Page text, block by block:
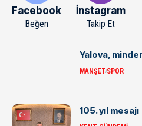
Facebook
Beğen
İnstagram
Takip Et
Yalova,
MANŞETSPOR
105. yıl mesajı